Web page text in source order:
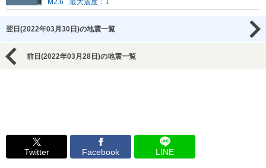
M2.6
最大震度：1
翌日(2022年03月30日)の地震一覧
前日(2022年03月28日)の地震一覧
Twitter Facebook LINE